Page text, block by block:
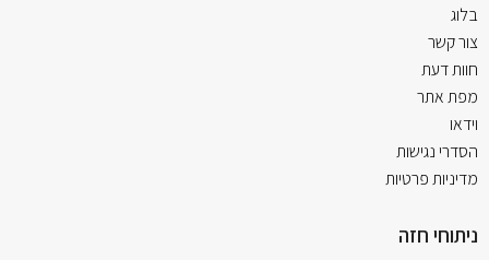
בלוג
צור קשר
חוות דעת
מפת אתר
וידאו
הסדרי נגישות
מדיניות פרטיות
ניתוחי חזה